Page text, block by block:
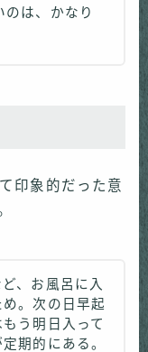
は、かなり
印象的だった意
、お風呂に入
。次の日早起
う明日入って
期的にある。